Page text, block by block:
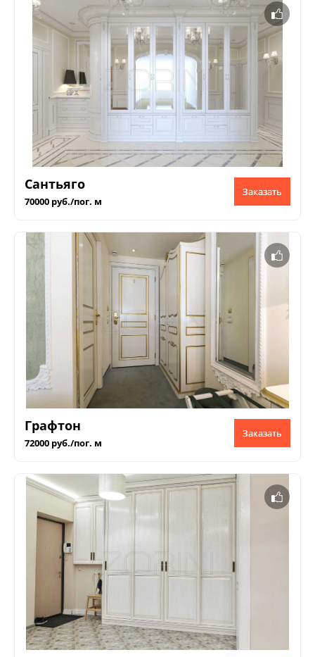
Сантьяго
70000 руб./пог. м
Заказать
Графтон
72000 руб./пог. м
Заказать